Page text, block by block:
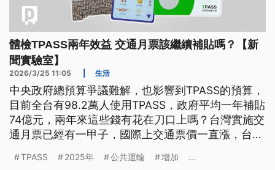
體檢TPASS兩年效益 交通月票該繼續補貼嗎？【新
聞實驗室】
2026/3/25 11:05 生活
中央政府總預算爭議難解，也影響到TPASS的預算，
目前全台有98.2萬人使用TPASS，政府平均一年補貼
74億元，兩年來這些錢有花在刀口上嗎？台灣實施交
通月票已經有一甲子，國際上交通票價一直漲，台灣
TPASS 2025年 公共運輸 增加 ...